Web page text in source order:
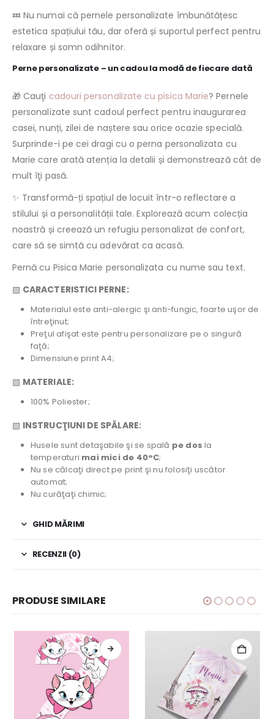
💤 Nu numai că pernele personalizate îmbunătățesc
estetica spațiului tău, dar oferă și suportul perfect pentru
relaxare și somn odihnitor.
Perne personalizate – un cadou la modă de fiecare dată
🎁 Cauţi cadouri personalizate cu pisica Marie? Pernele
personalizate sunt cadoul perfect pentru inaugurarea
casei, nunți, zilei de naștere sau orice ocazie specială.
Surprinde-i pe cei dragi cu o perna personalizata cu
Marie care arată atenția la detalii și demonstrează cât de
mult îţi pasă.
✨ Transformă-ți spațiul de locuit într-o reflectare a
stilului și a personalității tale. Explorează acum colecția
noastră și creează un refugiu personalizat de confort,
care să se simtă cu adevărat ca acasă.
Pernă cu Pisica Marie personalizata cu nume sau text.
▧ CARACTERISTICI PERNE:
Materialul este anti-alergic şi anti-fungic, foarte uşor de
întreţinut;
Preţul afişat este pentru personalizare pe o singură
faţă;
Dimensiune print A4;
▧ MATERIALE:
100% Poliester;
▧ INSTRUCŢIUNI DE SPĂLARE:
Husele sunt detaşabile şi se spală pe dos la
temperaturi mai mici de 40°C;
Nu se călcaţi direct pe print şi nu folosiţi uscător
automat;
Nu curăţaţi chimic;
GHID MĂRIMI
RECENZII (0)
PRODUSE SIMILARE